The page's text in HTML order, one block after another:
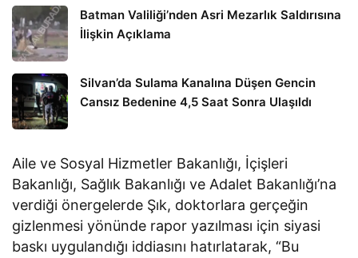
Batman Valiliği’nden Asri Mezarlık Saldırısına
İlişkin Açıklama
Silvan’da Sulama Kanalına Düşen Gencin
Cansız Bedenine 4,5 Saat Sonra Ulaşıldı
Aile ve Sosyal Hizmetler Bakanlığı, İçişleri
Bakanlığı, Sağlık Bakanlığı ve Adalet Bakanlığı’na
verdiği önergelerde Şık, doktorlara gerçeğin
gizlenmesi yönünde rapor yazılması için siyasi
baskı uygulandığı iddiasını hatırlatarak, “Bu